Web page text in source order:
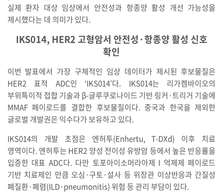
실제 환자 대상 임상에서 안전성과 항종양 활성 개선 가능성을
제시했다는 데 의미가 있다.
IKS014, HER2 고형암서 안전성·항종양 활성 신호
확인
이번 발표에서 가장 구체적인 임상 데이터가 제시된 후보물질은
HER2 표적 ADC인 ‘IKS014’다. IKS014는 리가켐바이오의
부위특이적 접합 기술과 β-글루쿠로나이드 기반 링커·트리거 기술에
MMAF 페이로드를 결합한 후보물질이다. 중국과 한국을 제외한
글로벌 개발권은 익수다가 보유하고 있다.
IKS014의 개발 초점은 엔허투(Enhertu, T-DXd) 이후 치료
영역이다. 엔허투는 HER2 양성 전이성 유방암 등에서 높은 반응률을
입증한 대표 ADC다. 다만 토포아이소머라아제 I 억제제 페이로드
기반 치료제인 만큼 오심·구토·설사 등 위장관 이상반응과 간질성
폐질환·폐렴(ILD·pneumonitis) 위험 등 관리 부담이 있다.